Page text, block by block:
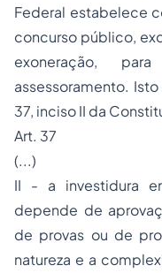
Federal estabelece
concurso público,
exoneração,
assessoramento.
37, inciso II da
Art. 37
(...)
II - a investidura
depende de
de provas ou de
natureza e a